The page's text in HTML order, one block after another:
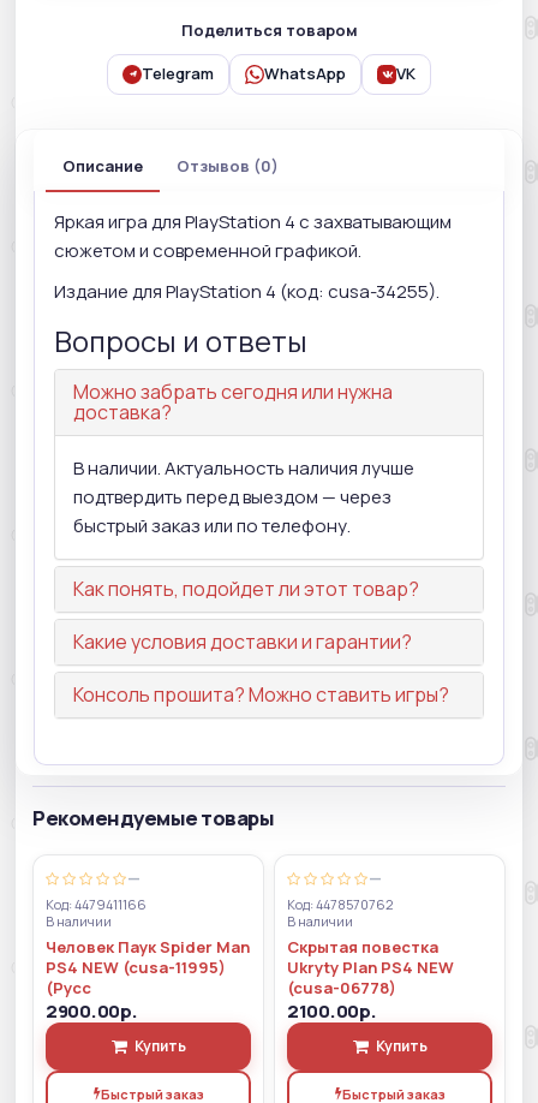
Поделиться товаром
Telegram WhatsApp VK
Описание Отзывов (0)
Яркая игра для PlayStation 4 с захватывающим
сюжетом и современной графикой.
Издание для PlayStation 4 (код: cusa-34255).
Вопросы и ответы
Можно забрать сегодня или нужна
доставка?
В наличии. Актуальность наличия лучше
подтвердить перед выездом — через
быстрый заказ или по телефону.
Как понять, подойдет ли этот товар?
Какие условия доставки и гарантии?
Консоль прошита? Можно ставить игры?
Рекомендуемые товары
—
Код: 4479411166
В наличии
Человек Паук Spider Man
PS4 NEW (cusa-11995)
(Русс
2900.00р.
Купить
Быстрый заказ
—
Код: 4478570762
В наличии
Скрытая повестка
Ukryty Plan PS4 NEW
(cusa-06778)
2100.00р.
Купить
Быстрый заказ